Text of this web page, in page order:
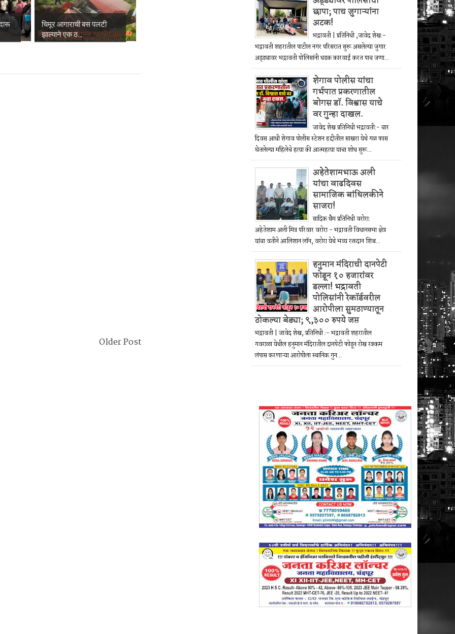
चिमूर आगाराची बस पलटी
झाल्याने एक ठ...
Older Post
छापा; पाच जुगाऱ्यांना
अटक!
भद्रावती | प्रतिनिधी ,जावेद शेख:-
भद्रावती शहरातील पाटील नगर परिसरात सुरू असलेल्या जुगार
अड्ड्यावर भद्रावती पोलिसांनी धडक कारवाई करत पाच जणा...
शेगाव पोलीस यांचा
गर्भपात प्रकरणातील
बोगस डॉ. विश्वास याचे
वर गुन्हा दाखल.
जावेद शेख प्रतिनिधी भद्रावती:- चार
दिवस आधी शेगाव पोलीस स्टेशन हद्दीतील साखरा येथे गळ फास
घेतलेल्या महिलेचे हत्या की आत्महत्या याचा शोध सुरू...
अहेतेशामभाऊ अली
यांचा वाढदिवस
सामाजिक बांधिलकीने
साजरा!
सादिक थैम प्रतिनिधी वरोरा:
अहेतेशाम अली मित्र परिवार वरोरा - भद्रावती विधानसभा क्षेत्र
यांचा वतीने आलिशान लॉन, वरोरा येथे भव्य रक्तदान शिब...
हनुमान मंदिराची दानपेटी
फोडून १० हजारांवर
डल्ला! भद्रावती
पोलिसांनी रेकॉर्डवरील
आरोपीला सुमठाण्यातून
ठोकल्या बेड्या; ९,३०० रुपये जप्त
भद्रावती | जावेद शेख, प्रतिनिधी :- भद्रावती शहरातील
गवराळा येथील हनुमान मंदिरातील दानपेटी फोडून रोख रक्कम
लंपास करणाऱ्या आरोपीला स्थानिक गुन...